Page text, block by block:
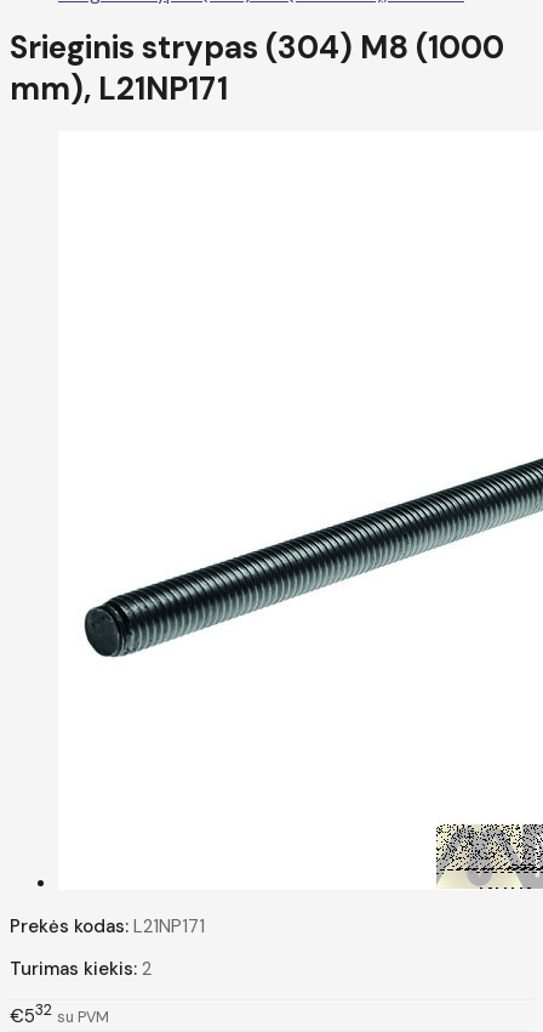
Srieginis strypas (304) M8 (1000
mm), L21NP171
Prekės kodas: L21NP171
Turimas kiekis: 2
€532 su PVM